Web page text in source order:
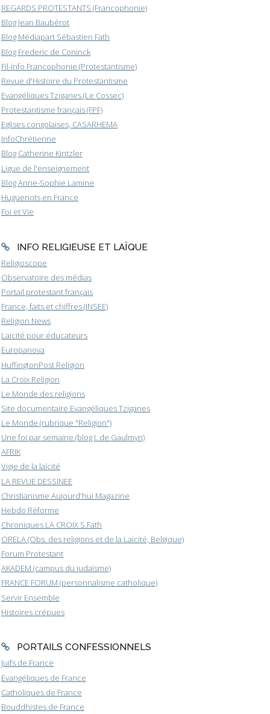
REGARDS PROTESTANTS (Francophonie)
Blog Jean Baubérot
Blog Médiapart Sébastien Fath
Blog Frederic de Coninck
Fil-info Francophonie (Protestantisme)
Revue d'Histoire du Protestantisme
Evangéliques Tziganes (Le Cossec)
Protestantisme français (FPF)
Eglises congolaises, CASARHEMA
InfoChrétienne
Blog Catherine Kintzler
Ligue de l'enseignement
Blog Anne-Sophie Lamine
Huguenots en France
Foi et Vie
INFO RELIGIEUSE ET LAÏQUE
Religioscope
Observatoire des médias
Portail protestant français
France, faits et chiffres (INSEE)
Religion News
Laïcité pour éducateurs
Europanova
HuffingtonPost Religion
La Croix Religion
Le Monde des religions
Site documentaire Evangéliques Tziganes
Le Monde (rubrique "Religion")
Une foi par semaine (blog I. de Gaulmyn)
AFRIK
Vigie de la laïcité
LA REVUE DESSINEE
Christianisme Aujourd'hui Magazine
Hebdo Réforme
Chroniques LA CROIX S.Fath
ORELA (Obs. des religions et de la Laïcité, Belgique)
Forum Protestant
AKADEM (campus du judaïsme)
FRANCE FORUM (personnalisme catholique)
Servir Ensemble
Histoires crépues
PORTAILS CONFESSIONNELS
Juifs de France
Evangéliques de France
Catholiques de France
Bouddhistes de France